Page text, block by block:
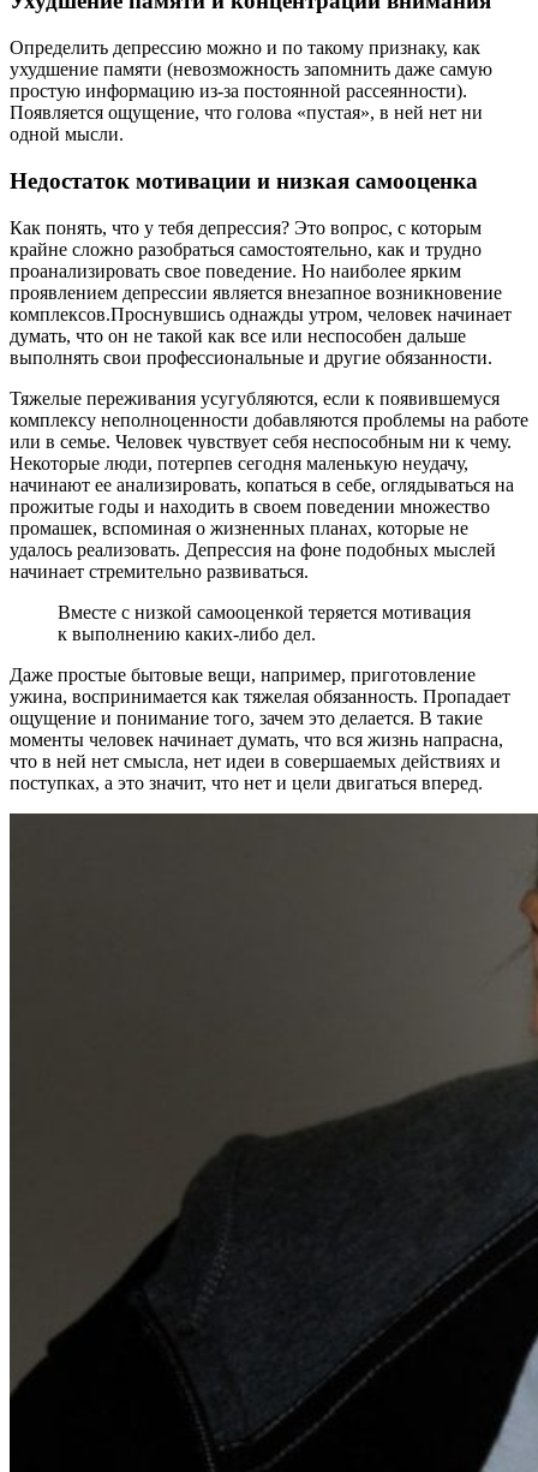
Определить депрессию можно и по такому признаку, как
ухудшение памяти (невозможность запомнить даже самую
простую информацию из-за постоянной рассеянности).
Появляется ощущение, что голова «пустая», в ней нет ни
одной мысли.
Недостаток мотивации и низкая самооценка
Как понять, что у тебя депрессия? Это вопрос, с которым
крайне сложно разобраться самостоятельно, как и трудно
проанализировать свое поведение. Но наиболее ярким
проявлением депрессии является внезапное возникновение
комплексов.Проснувшись однажды утром, человек начинает
думать, что он не такой как все или неспособен дальше
выполнять свои профессиональные и другие обязанности.
Тяжелые переживания усугубляются, если к появившемуся
комплексу неполноценности добавляются проблемы на работе
или в семье. Человек чувствует себя неспособным ни к чему.
Некоторые люди, потерпев сегодня маленькую неудачу,
начинают ее анализировать, копаться в себе, оглядываться на
прожитые годы и находить в своем поведении множество
промашек, вспоминая о жизненных планах, которые не
удалось реализовать. Депрессия на фоне подобных мыслей
начинает стремительно развиваться.
Вместе с низкой самооценкой теряется мотивация
к выполнению каких-либо дел.
Даже простые бытовые вещи, например, приготовление
ужина, воспринимается как тяжелая обязанность. Пропадает
ощущение и понимание того, зачем это делается. В такие
моменты человек начинает думать, что вся жизнь напрасна,
что в ней нет смысла, нет идеи в совершаемых действиях и
поступках, а это значит, что нет и цели двигаться вперед.